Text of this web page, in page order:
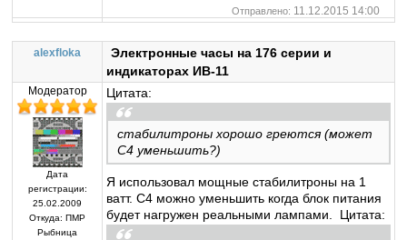
Отправлено: 11.12.2015 14:00
alexfloka
Электронные часы на 176 серии и
индикаторах ИВ-11
Модератор
Дата
регистрации:
25.02.2009
Откуда: ПМР
Рыбница
Цитата:
стабилитроны хорошо греются (может
С4 уменьшить?)
Я использовал мощные стабилитроны на 1
ватт. С4 можно уменьшить когда блок питания
будет нагружен реальными лампами. Цитата: